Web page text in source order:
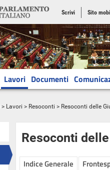
Scrivi Sito
Lavori Documenti
> Lavori > Resoconti > Resoconti delle
Resoconti
Indice Generale